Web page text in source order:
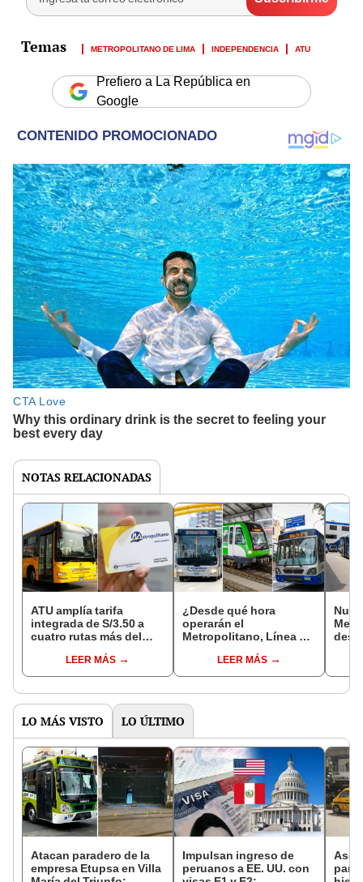
METROPOLITANO DE LIMA INDEPENDENCIA ATU
Prefiero a La República en
Google
NOTAS RELACIONADAS
ATU amplía tarifa
integrada de S/3.50 a
cuatro rutas más del
Metropolitano en Lima
Norte
LEER MÁS
¿Desde qué hora
operarán el
Metropolitano, Línea 1 y
segunda vuelta
electoral?
LEER MÁS
LO MÁS VISTO LO ÚLTIMO
Atacan paradero de la
empresa Etupsa en Villa
Impulsan ingreso de
peruanos a EE. UU. con
para